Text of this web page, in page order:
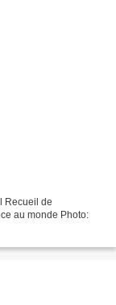
Recueil de
au monde Photo: